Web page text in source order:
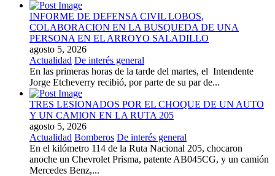
INFORME DE DEFENSA CIVIL LOBOS,
COLABORACION EN LA BUSQUEDA DE UNA
PERSONA EN EL ARROYO SALADILLO
agosto 5, 2026
Actualidad De interés general
En las primeras horas de la tarde del martes, el Intendente
Jorge Etcheverry recibió, por parte de su par de...
TRES LESIONADOS POR EL CHOQUE DE UN AUTO
Y UN CAMION EN LA RUTA 205
agosto 5, 2026
Actualidad Bomberos De interés general
En el kilómetro 114 de la Ruta Nacional 205, chocaron
anoche un Chevrolet Prisma, patente AB045CG, y un camión
Mercedes Benz,...